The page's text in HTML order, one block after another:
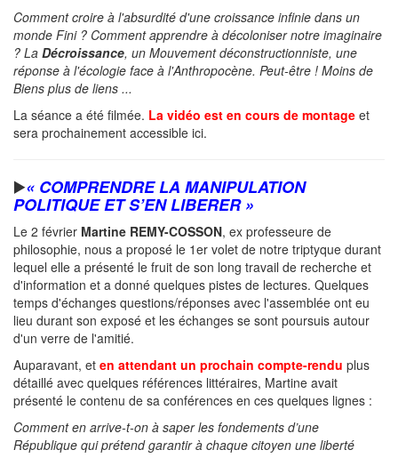
Comment croire à l'absurdité d'une croissance infinie dans un
monde Fini ? Comment apprendre à décoloniser notre imaginaire
? La Décroissance, un Mouvement déconstructionniste, une
réponse à l'écologie face à l'Anthropocène. Peut-être ! Moins de
Biens plus de liens ...
La séance a été filmée. La vidéo est en cours de montage et
sera prochainement accessible ici.
▶️« COMPRENDRE LA MANIPULATION
POLITIQUE ET S’EN LIBERER »
Le 2 février Martine REMY-COSSON, ex professeure de
philosophie, nous a proposé le 1er volet de notre triptyque durant
lequel elle a présenté le fruit de son long travail de recherche et
d'information et a donné quelques pistes de lectures. Quelques
temps d'échanges questions/réponses avec l'assemblée ont eu
lieu durant son exposé et les échanges se sont poursuis autour
d'un verre de l'amitié.
Auparavant, et en attendant un prochain compte-rendu plus
détaillé avec quelques références littéraires, Martine avait
présenté le contenu de sa conférences en ces quelques lignes :
Comment en arrive-t-on à saper les fondements d’une
République qui prétend garantir à chaque citoyen une liberté